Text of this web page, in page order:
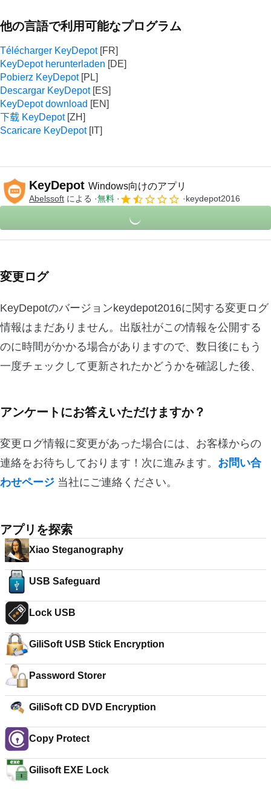
他の言語で利用可能なプログラム
Télécharger KeyDepot
KeyDepot herunterladen
Pobierz KeyDepot
Descargar KeyDepot
KeyDepot download
下载 KeyDepot
Scaricare KeyDepot
KeyDepot Windows向けのアプリ
Abelssoft による 無料 keydepot2016
変更ログ
KeyDepotのバージョンkeydepot2016に関する変更ログ
情報はまだありません。出版社がこの情報を公開する
のに時間がかかる場合がありますので、数日後にもう
一度チェックして更新されたかどうかを確認した後、
アンケートにお答えいただけますか？
変更ログ情報に変更があった場合には、お客様からの
連絡をお待ちしております！次に進みます。 お問い合
わせページ 当社にご連絡ください。
アプリを探索
Xiao Steganography
USB Safeguard
Lock USB
GiliSoft USB Stick Encryption
Password Storer
GiliSoft CD DVD Encryption
Copy Protect
Gilisoft EXE Lock